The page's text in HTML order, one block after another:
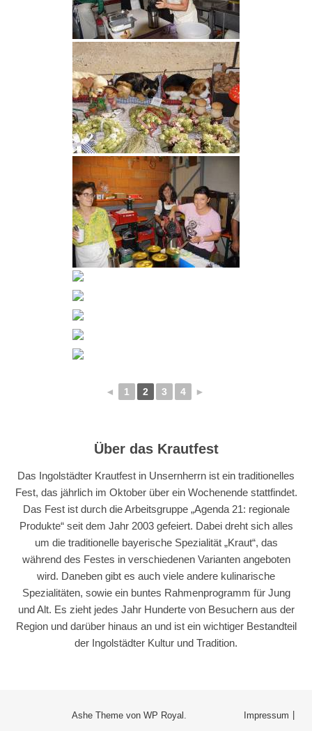
◄ 1 2 3 4 ►
Über das Krautfest
Das Ingolstädter Krautfest in Unsernherrn ist ein traditionelles
Fest, das jährlich im Oktober über ein Wochenende stattfindet.
Das Fest ist durch die Arbeitsgruppe „Agenda 21: regionale
Produkte“ seit dem Jahr 2003 gefeiert. Dabei dreht sich alles
um die traditionelle bayerische Spezialität „Kraut“, das
während des Festes in verschiedenen Varianten angeboten
wird. Daneben gibt es auch viele andere kulinarische
Spezialitäten, sowie ein buntes Rahmenprogramm für Jung
und Alt. Es zieht jedes Jahr Hunderte von Besuchern aus der
Region und darüber hinaus an und ist ein wichtiger Bestandteil
der Ingolstädter Kultur und Tradition.
Impressum
Ashe Theme von WP Royal .